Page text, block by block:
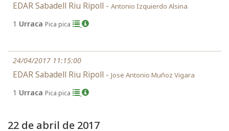
EDAR Sabadell Riu Ripoll - Antonio Izquierdo Alsina
1 Urraca Pica pica
24/04/2017 11:15:00
EDAR Sabadell Riu Ripoll - Jose Antonio Muñoz Vigara
1 Urraca Pica pica
22 de abril de 2017